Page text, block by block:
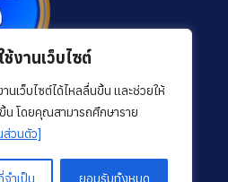
งานเว็บไซต์
เว็บไซต์ได้ไหลลื่นขึ้น และช่วยให้
น โดยคุณสามารถศึกษาราย
ส่วนตัว]
ำเป็น ยอมรับทั้งหมด
Facebook
YouTube
TikTok